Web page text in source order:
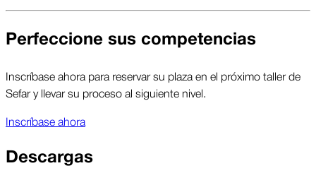
Perfeccione sus competencias
Inscríbase ahora para reservar su plaza en el próximo taller de
Sefar y llevar su proceso al siguiente nivel.
Inscríbase ahora
Descargas